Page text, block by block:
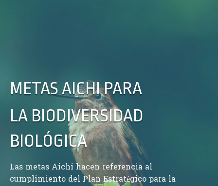
METAS AICHI PARA
LA BIODIVERSIDAD
BIOLÓGICA
Las metas Aichi hacen referencia al
cumplimiento del Plan Estratégico para la